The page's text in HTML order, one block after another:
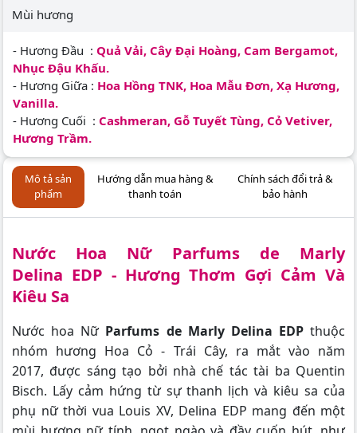
Mô tả sản
phẩm
Hướng dẫn mua hàng &
thanh toán
Chính sách đổi trả &
bảo hành
Nước Hoa Nữ Parfums de Marly
Delina EDP - Hương Thơm Gợi Cảm Và
Kiêu Sa
Nước hoa Nữ Parfums de Marly Delina EDPthuộc
nhóm hương Hoa Cỏ - Trái Cây, ra mắt vào năm
2017, được sáng tạo bởi nhà chế tác tài ba Quentin
Bisch. Lấy cảm hứng từ sự thanh lịch và kiêu sa của
phụ nữ thời vua Louis XV, Delina EDP mang đến một
Mùi hương
- Hương Đầu : Quả Vải, Cây Đại Hoàng, Cam Bergamot,
Nhục Đậu Khấu.
- Hương Giữa : Hoa Hồng TNK, Hoa Mẫu Đơn, Xạ Hương,
Vanilla.
- Hương Cuối : Cashmeran, Gỗ Tuyết Tùng, Cỏ Vetiver,
Hương Trầm.